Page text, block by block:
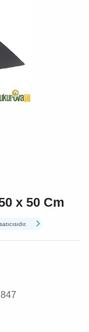
x 50 Cm